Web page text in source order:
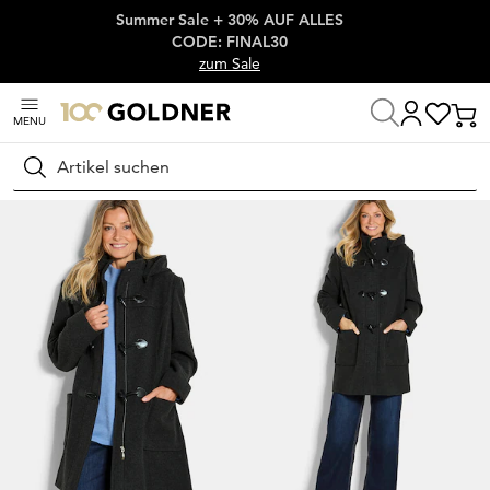
Überspringe Navigation, direkt zum Content
Summer Sale + 30% AUF ALLES
CODE: FINAL30
zum Sale
MENU
Suchen
Startseite Damenmode